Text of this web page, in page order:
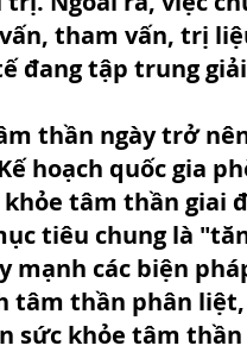
tham vấn, trị
đang tập trung
thần ngày trở
hoạch quốc gia
tâm thần giai
tiêu chung là
mạnh các biện
tâm thần phân
sức khỏe tâm